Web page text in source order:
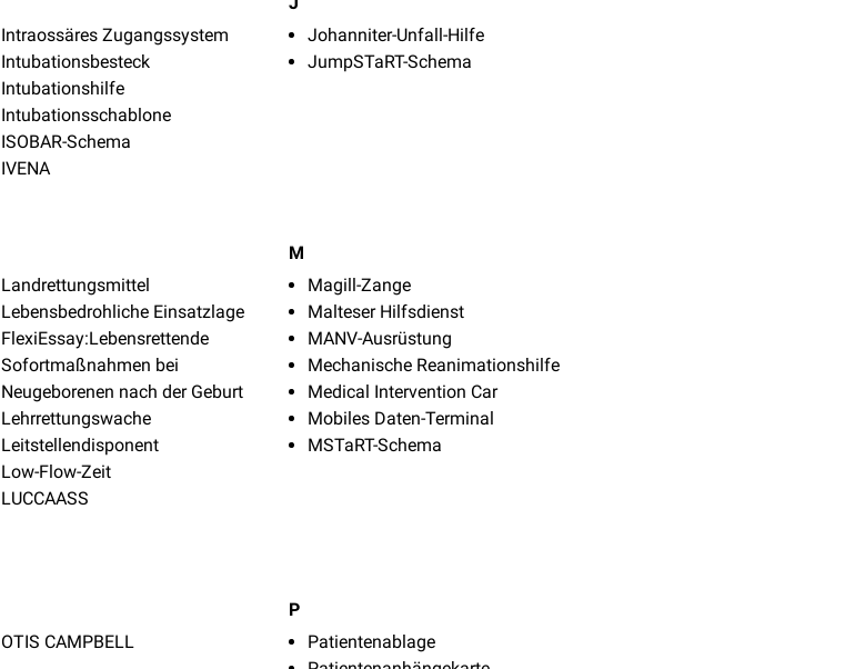
Intraossäres Zugangssystem
Intubationsbesteck
Intubationshilfe
Intubationsschablone
ISOBAR-Schema
IVENA
Johanniter-Unfall-Hilfe
JumpSTaRT-Schema
Landrettungsmittel
Lebensbedrohliche Einsatzlage
FlexiEssay:Lebensrettende
Sofortmaßnahmen bei
Neugeborenen nach der Geburt
Lehrrettungswache
Leitstellendisponent
Low-Flow-Zeit
LUCCAASS
M
Magill-Zange
Malteser Hilfsdienst
MANV-Ausrüstung
Mechanische Reanimationshilfe
Medical Intervention Car
Mobiles Daten-Terminal
MSTaRT-Schema
OTIS CAMPBELL
P
Patientenablage